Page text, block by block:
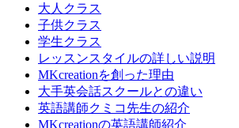
大人クラス
子供クラス
学生クラス
レッスンスタイルの詳しい説明
MKcreationを創った理由
大手英会話スクールとの違い
英語講師クミコ先生の紹介
MKcreationの英語講師紹介